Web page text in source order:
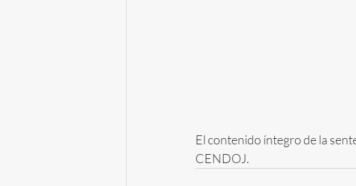
El contenido íntegro de la
CENDOJ.